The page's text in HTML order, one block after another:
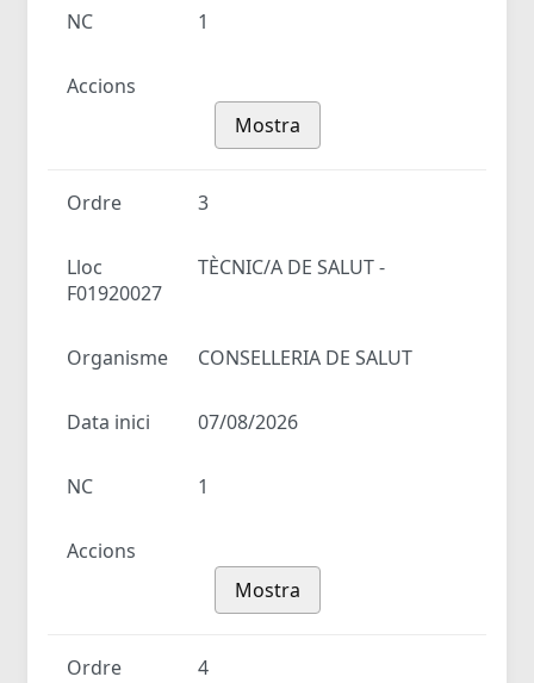
NC 1
Accions
Mostra
Ordre 3
Lloc
TÈCNIC/A DE SALUT -
F01920027
Organisme CONSELLERIA DE SALUT
Data inici 07/08/2026
NC 1
Accions
Mostra
Ordre 4